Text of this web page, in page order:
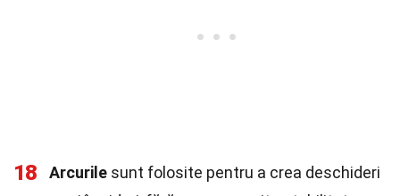
18 Arcurile sunt folosite pentru a crea deschideri